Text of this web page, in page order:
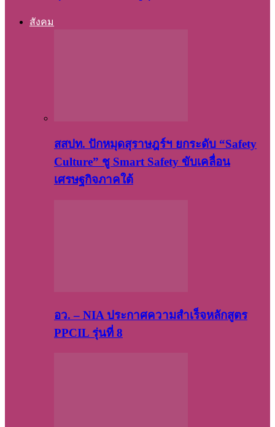
สังคม
สสปท. ปักหมุดสุราษฎร์ฯ ยกระดับ “Safety
Culture” ชู Smart Safety ขับเคลื่อน
เศรษฐกิจภาคใต้
อว. – NIA ประกาศความสำเร็จหลักสูตร
PPCIL รุ่นที่ 8